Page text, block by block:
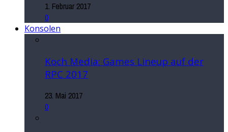
1. Februar 2017
0
Konsolen
Koch Media: Games Lineup auf der
RPC 2017
23. Mai 2017
0